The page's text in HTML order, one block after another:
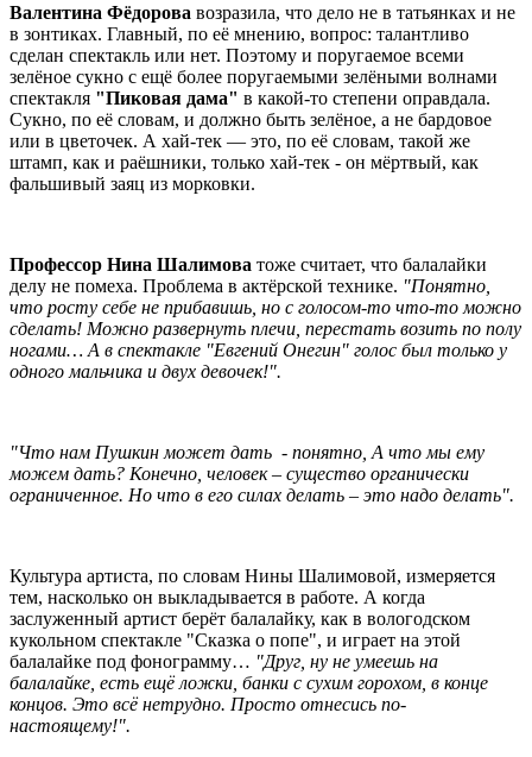
Валентина Фёдорова возразила, что дело не в татьянках и не
в зонтиках. Главный, по её мнению, вопрос: талантливо
сделан спектакль или нет. Поэтому и поругаемое всеми
зелёное сукно с ещё более поругаемыми зелёными волнами
спектакля "Пиковая дама" в какой-то степени оправдала.
Сукно, по её словам, и должно быть зелёное, а не бардовое
или в цветочек. А хай-тек — это, по её словам, такой же
штамп, как и раёшники, только хай-тек - он мёртвый, как
фальшивый заяц из морковки.
Профессор Нина Шалимова тоже считает, что балалайки
делу не помеха. Проблема в актёрской технике. "Понятно,
что росту себе не прибавишь, но с голосом-то что-то можно
сделать! Можно развернуть плечи, перестать возить по полу
ногами… А в спектакле "Евгений Онегин" голос был только у
одного мальчика и двух девочек!".
"Что нам Пушкин может дать - понятно, А что мы ему
можем дать? Конечно, человек – существо органически
ограниченное. Но что в его силах делать – это надо делать".
Культура артиста, по словам Нины Шалимовой, измеряется
тем, насколько он выкладывается в работе. А когда
заслуженный артист берёт балалайку, как в вологодском
кукольном спектакле "Сказка о попе", и играет на этой
балалайке под фонограмму… "Друг, ну не умеешь на
балалайке, есть ещё ложки, банки с сухим горохом, в конце
концов. Это всё нетрудно. Просто отнесись по-
настоящему!".